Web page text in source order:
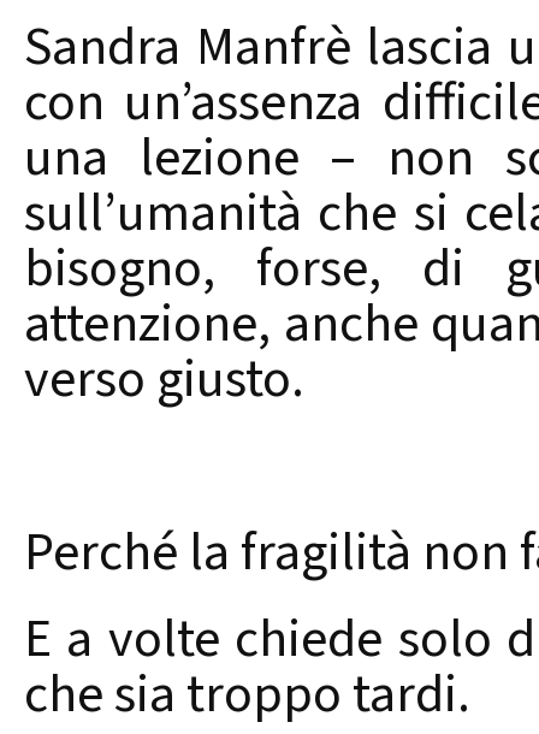
Sandra Manfrè lascia
con un’assenza
una lezione – non
sull’umanità che si
bisogno, forse, di
attenzione, anche
verso giusto.
Perché la fragilità non
E a volte chiede solo
che sia troppo tardi.